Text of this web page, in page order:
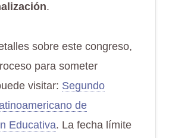
.
sobre este congreso,
para someter
visitar: Segundo
de
Educativa. La fecha límite